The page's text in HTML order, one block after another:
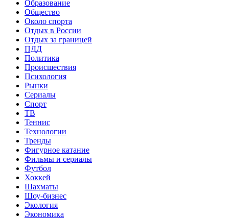
Образование
Общество
Около спорта
Отдых в России
Отдых за границей
ПДД
Политика
Происшествия
Психология
Рынки
Сериалы
Спорт
ТВ
Теннис
Технологии
Тренды
Фигурное катание
Фильмы и сериалы
Футбол
Хоккей
Шахматы
Шоу-бизнес
Экология
Экономика